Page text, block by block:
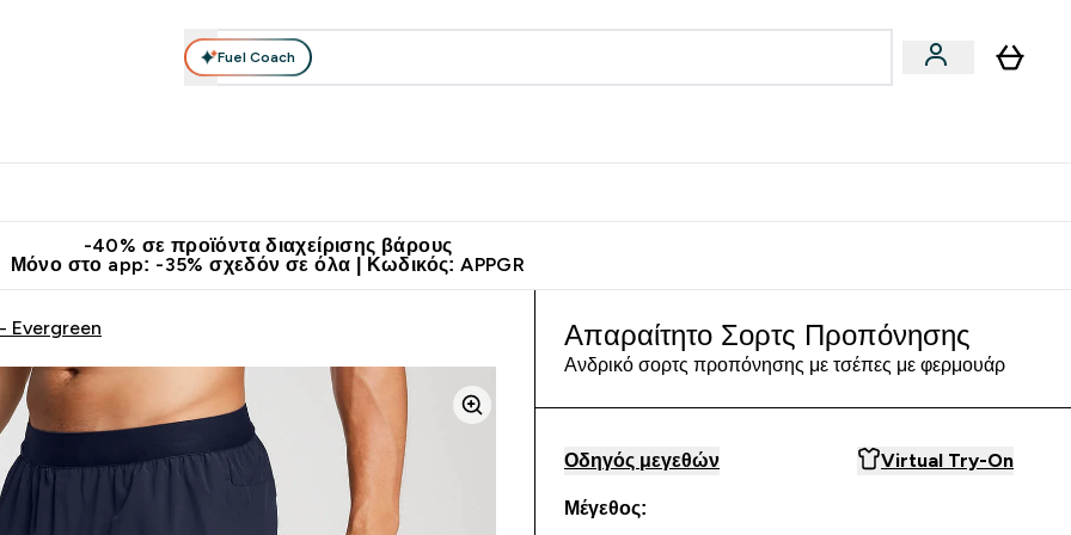
Fuel Coach
-40% σε προϊόντα διαχείρισης βάρους
Μόνο στο app: -35% σχεδόν σε όλα | Κωδικός: APPGR
Evergreen Απαραίτητο Σορτς Προπόνησης
Ανδρικό σορτς προπόνησης με τσέπες με φερμουάρ
Οδηγός μεγεθών Virtual Try-On
Μέγεθος: